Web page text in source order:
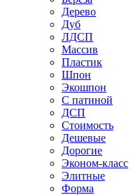
Дерево
Дуб
ЛДСП
Массив
Пластик
Шпон
Экошпон
С патиной
ДСП
Стоимость
Дешевые
Дорогие
Эконом-класс
Элитные
Форма